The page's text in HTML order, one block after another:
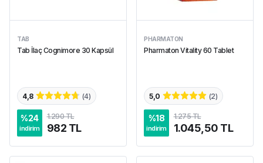
TAB
Tab İlaç Cognimore 30 Kapsül
4,8 (4)
%24
indirim
1.290 TL
982 TL
PHARMATON
Pharmaton Vitality 60 Tablet
5,0 (2)
%18
indirim
1.275 TL
1.045,50 TL